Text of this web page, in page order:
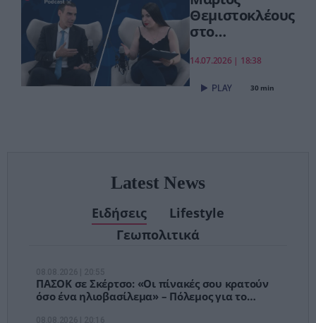
Θεμιστοκλέους
στο
«Το νέο ΕΣΥ
είναι ήδη εδώ
– Τέλος στις
14.07.2026 | 18:38
30 min
Latest News
Ειδήσεις
Lifestyle
Γεωπολιτικά
ΠΑΣΟΚ σε Σκέρτσο: «Οι πίνακές σου κρατούν
όσο ένα ηλιοβασίλεμα» – Πόλεμος για το